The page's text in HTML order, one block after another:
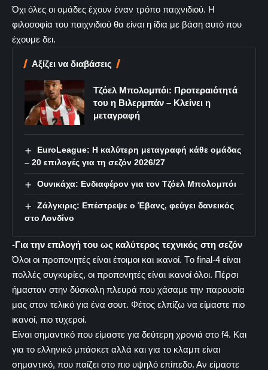
Όχι όλες οι ομάδες έχουν έναν τρόπο παιχνιδιού. Η
φιλοσοφία του παιχνιδιού θα είναι η ίδια με βάση αυτό που
έχουμε δει.
Αξίζει να διαβάσεις
Τζόελ Μπολομπόι: Προτεραιότητά
του η Βιλερμπάν – Κλείνει η
μεταγραφή
EuroLeague: Η καλύτερη μεταγραφή κάθε ομάδας
– 20 επιλογές για τη σεζόν 2026/27
Ουνικάχα: Ενδιαφέρον για τον Τζόελ Μπολομπόι
Ζάλγκιρις: Επέστρεψε ο Έβανς, φεύγει δανεικός
στο Λονδίνο
-Για την επιλογή του ως καλύτερος τεχνικός στη σεζόν
Όλοι οι προπονητές είναι έτοιμοι και ικανοί. Τo final-4 είναι
πολλές συγκυρίες, οι προπονητές είναι ικανοί όλοι. Πέρσι
ήμασταν στην δύσκολη πλευρά που χάσαμε την παρουσία
μας στον τελικό για ένα σουτ. Φέτος ελπίζω να είμαστε πιο
ικανοί, πιο τυχεροί.
Είναι σημαντικό που είμαστε για δεύτερη χρονιά στο f4. Και
για το ελληνικό μπάσκετ αλλά και για το κλαμπ είναι
σημαντικό, που παίζει στο πιο υψηλό επίπεδο. Αν είμαστε